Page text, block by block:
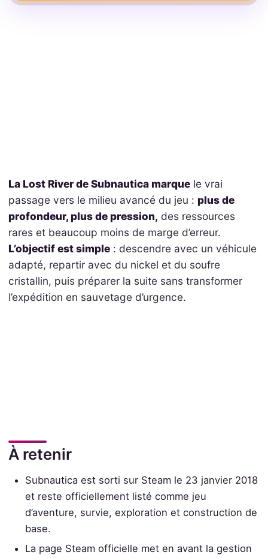
La Lost River de Subnautica marquele vrai
passage vers le milieu avancé du jeu : plus de
profondeur, plus de pression, des ressources
rares et beaucoup moins de marge d’erreur.
L’objectif est simple: descendre avec un véhicule
adapté, repartir avec du nickel et du soufre
cristallin, puis préparer la suite sans transformer
l’expédition en sauvetage d’urgence.
À retenir
Subnautica est sorti sur Steam le 23 janvier 2018
et reste officiellement listé comme jeu
d’aventure, survie, exploration et construction de
base.
La page Steam officielle met en avant la gestion